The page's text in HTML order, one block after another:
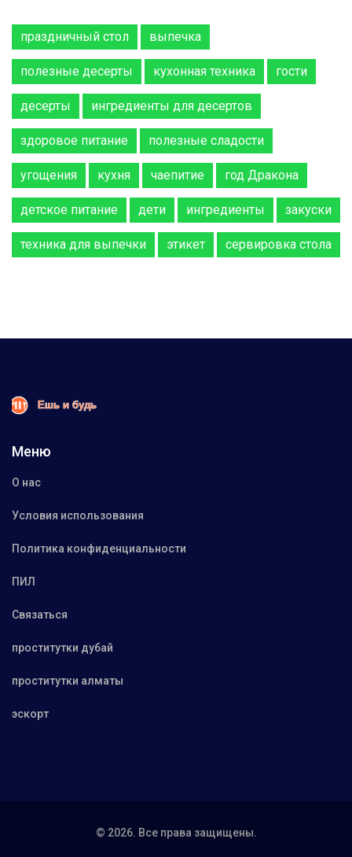
праздничный стол выпечка
полезные десерты кухонная техника гости
десерты ингредиенты для десертов
здоровое питание полезные сладости
угощения кухня чаепитие год Дракона
детское питание дети ингредиенты закуски
техника для выпечки этикет сервировка стола
Меню
О нас
Условия использования
Политика конфиденциальности
ПИЛ
Связаться
проститутки дубай
проститутки алматы
эскорт
© 2026. Все права защищены.